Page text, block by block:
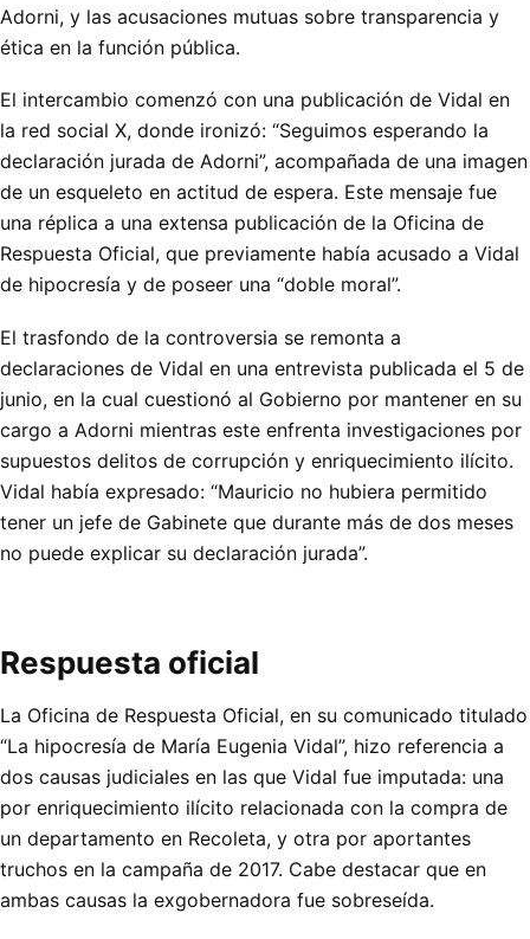
Adorni, y las acusaciones mutuas sobre transparencia y
ética en la función pública.
El intercambio comenzó con una publicación de Vidal en
la red social X, donde ironizó: “Seguimos esperando la
declaración jurada de Adorni”, acompañada de una imagen
de un esqueleto en actitud de espera. Este mensaje fue
una réplica a una extensa publicación de la Oficina de
Respuesta Oficial, que previamente había acusado a Vidal
de hipocresía y de poseer una “doble moral”.
El trasfondo de la controversia se remonta a
declaraciones de Vidal en una entrevista publicada el 5 de
junio, en la cual cuestionó al Gobierno por mantener en su
cargo a Adorni mientras este enfrenta investigaciones por
supuestos delitos de corrupción y enriquecimiento ilícito.
Vidal había expresado: “Mauricio no hubiera permitido
tener un jefe de Gabinete que durante más de dos meses
no puede explicar su declaración jurada”.
Respuesta oficial
La Oficina de Respuesta Oficial, en su comunicado titulado
“La hipocresía de María Eugenia Vidal”, hizo referencia a
dos causas judiciales en las que Vidal fue imputada: una
por enriquecimiento ilícito relacionada con la compra de
un departamento en Recoleta, y otra por aportantes
truchos en la campaña de 2017. Cabe destacar que en
ambas causas la exgobernadora fue sobreseída.